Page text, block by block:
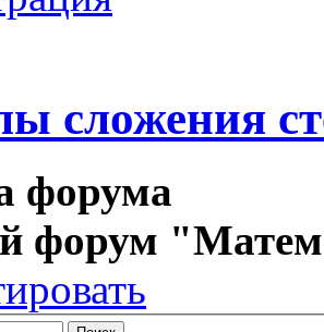
сложения
форума
форум